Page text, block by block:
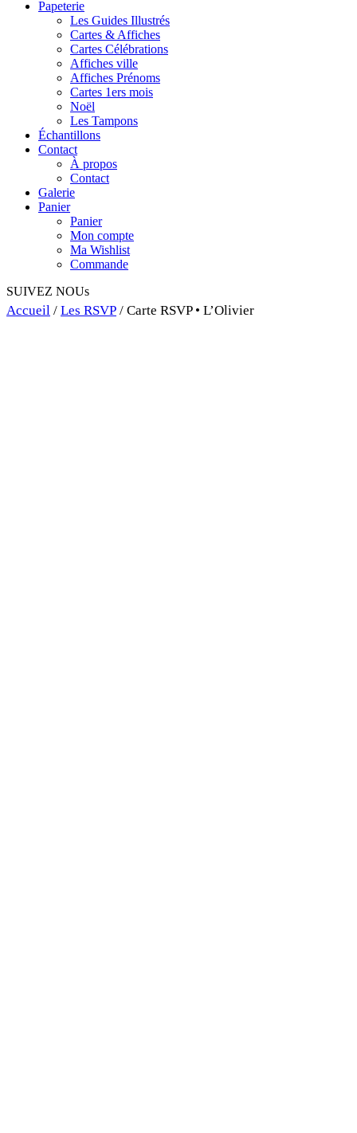
Papeterie
Les Guides Illustrés
Cartes & Affiches
Cartes Célébrations
Affiches ville
Affiches Prénoms
Cartes 1ers mois
Noël
Les Tampons
Échantillons
Contact
À propos
Contact
Galerie
Panier
Panier
Mon compte
Ma Wishlist
Commande
SUIVEZ NOUs
Accueil / Les RSVP / Carte RSVP • L’Olivier